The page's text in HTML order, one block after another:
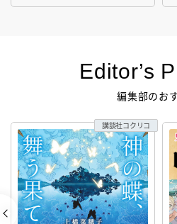
Editor’s
編集部のお
講談社コクリコ